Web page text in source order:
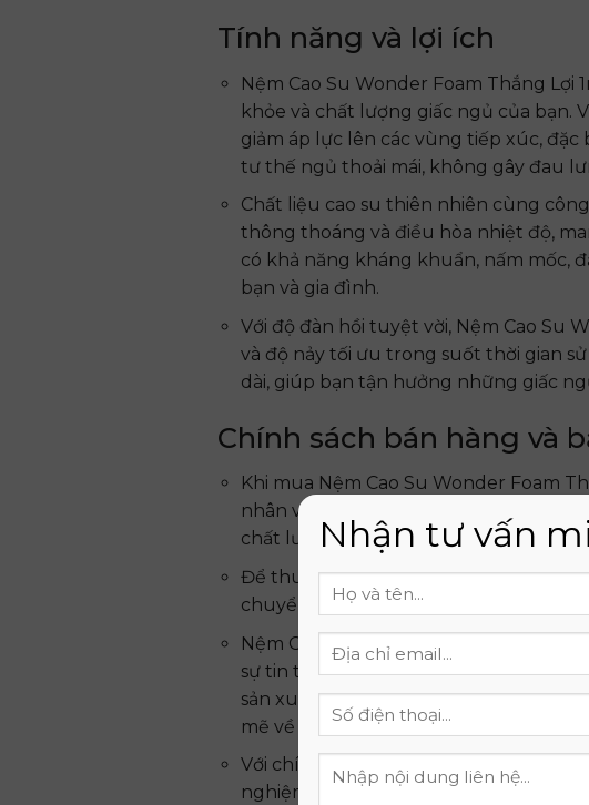
Tính năng và lợi ích
Nệm Cao Su Wonder Foam Thắng
khỏe và chất lượng giấc ngủ của bạn.
giảm áp lực lên các vùng tiếp xúc,
tư thế ngủ thoải mái, không gây đau
Chất liệu cao su thiên nhiên cùng
thông thoáng và điều hòa nhiệt độ,
có khả năng kháng khuẩn, nấm mốc,
bạn và gia đình.
Với độ đàn hồi tuyệt vời, Nệm Cao Su
và độ nảy tối ưu trong suốt thời gian
dài, giúp bạn tận hưởng những giấc
Chính sách bán hàng và
Khi mua Nệm Cao Su Wonder Foam
nhân viên tư vấn chuyên nghiệp và
chất lượng cao và dịch vụ tốt nhất,
Để thuận tiện cho bạn, chúng tôi
chuyển. Bạn sẽ nhận được sản phẩm
Nệm Cao Su Wonder Foam Thắng Lợi
sự tin tưởng của chúng tôi vào chất
sản xuất, bạn sẽ được hỗ trợ đổi trả
mẽ về chất lượng và sự hài lòng của
Với chính sách bán hàng và bảo hành
nghiệm mua sắm tuyệt vời và sự an
Nhận tư vấn